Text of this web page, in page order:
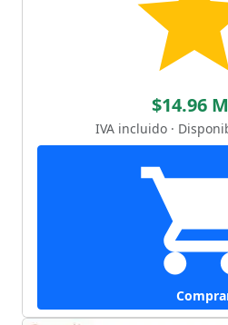
$14.96
IVA incluido ·